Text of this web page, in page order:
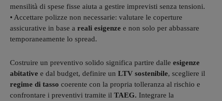
mensilità di spese fisse aiuta a gestire imprevisti senza tensioni.
• Accettare polizze non necessarie: valutare le coperture
assicurative in base a reali esigenze e non solo per abbassare
temporaneamente lo spread.
Costruire un preventivo solido significa partire dalle esigenze
abitative e dal budget, definire un LTV sostenibile, scegliere il
regime di tasso coerente con la propria tolleranza al rischio e
confrontare i preventivi tramite il TAEG. Integrare la